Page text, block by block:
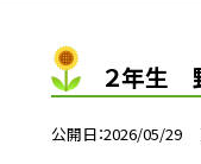
２年生
公開日 2026/05/29